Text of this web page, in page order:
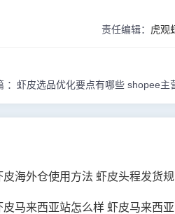
责任编辑： 虎观
： 虾皮选品优化要点有哪些 shopee主
皮海外仓使用方法 虾皮头程发货规范要求
马来西亚站怎么样 虾皮马来西亚站如何发货